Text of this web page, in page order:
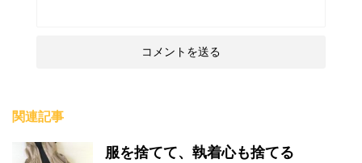
関連記事
服を捨てて、執着心も捨てる